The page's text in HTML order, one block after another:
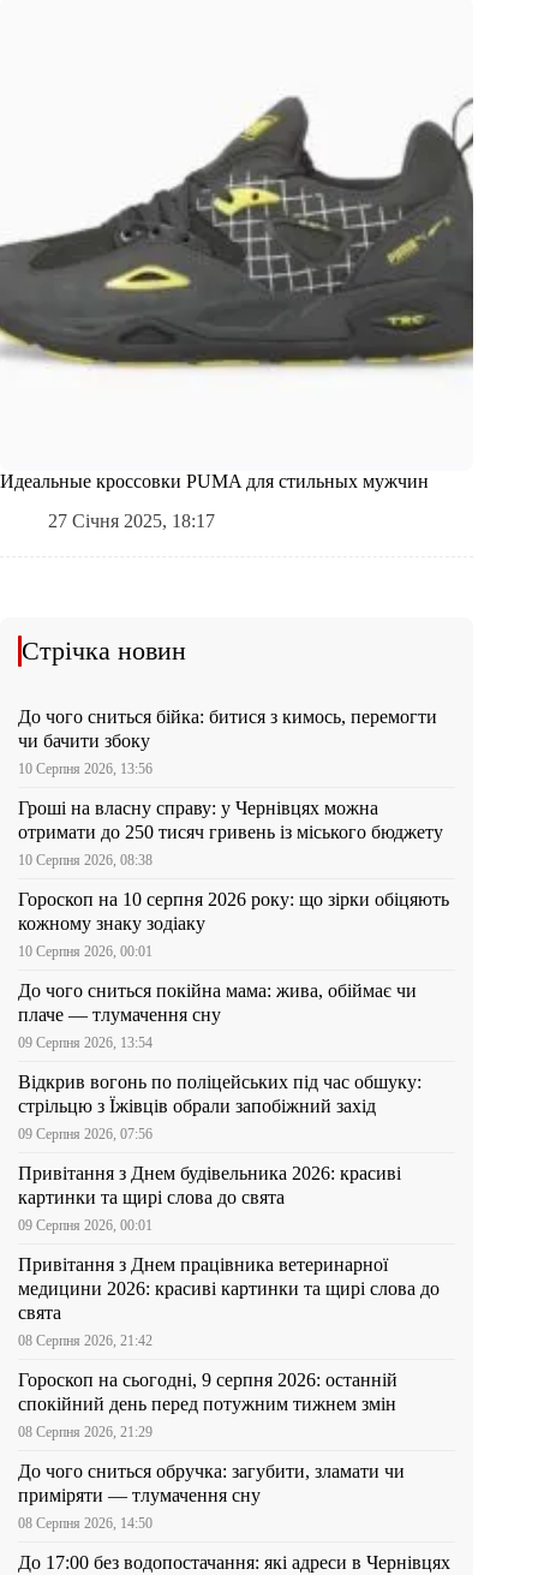
Идеальные кроссовки PUMA для стильных мужчин
27 Січня 2025, 18:17
Стрічка новин
До чого сниться бійка: битися з кимось, перемогти
чи бачити збоку
10 Серпня 2026, 13:56
Гроші на власну справу: у Чернівцях можна
отримати до 250 тисяч гривень із міського бюджету
10 Серпня 2026, 08:38
Гороскоп на 10 серпня 2026 року: що зірки обіцяють
кожному знаку зодіаку
10 Серпня 2026, 00:01
До чого сниться покійна мама: жива, обіймає чи
плаче — тлумачення сну
09 Серпня 2026, 13:54
Відкрив вогонь по поліцейських під час обшуку:
стрільцю з Їжівців обрали запобіжний захід
09 Серпня 2026, 07:56
Привітання з Днем будівельника 2026: красиві
картинки та щирі слова до свята
09 Серпня 2026, 00:01
Привітання з Днем працівника ветеринарної
медицини 2026: красиві картинки та щирі слова до
свята
08 Серпня 2026, 21:42
Гороскоп на сьогодні, 9 серпня 2026: останній
спокійний день перед потужним тижнем змін
08 Серпня 2026, 21:29
До чого сниться обручка: загубити, зламати чи
приміряти — тлумачення сну
08 Серпня 2026, 14:50
До 17:00 без водопостачання: які адреси в Чернівцях